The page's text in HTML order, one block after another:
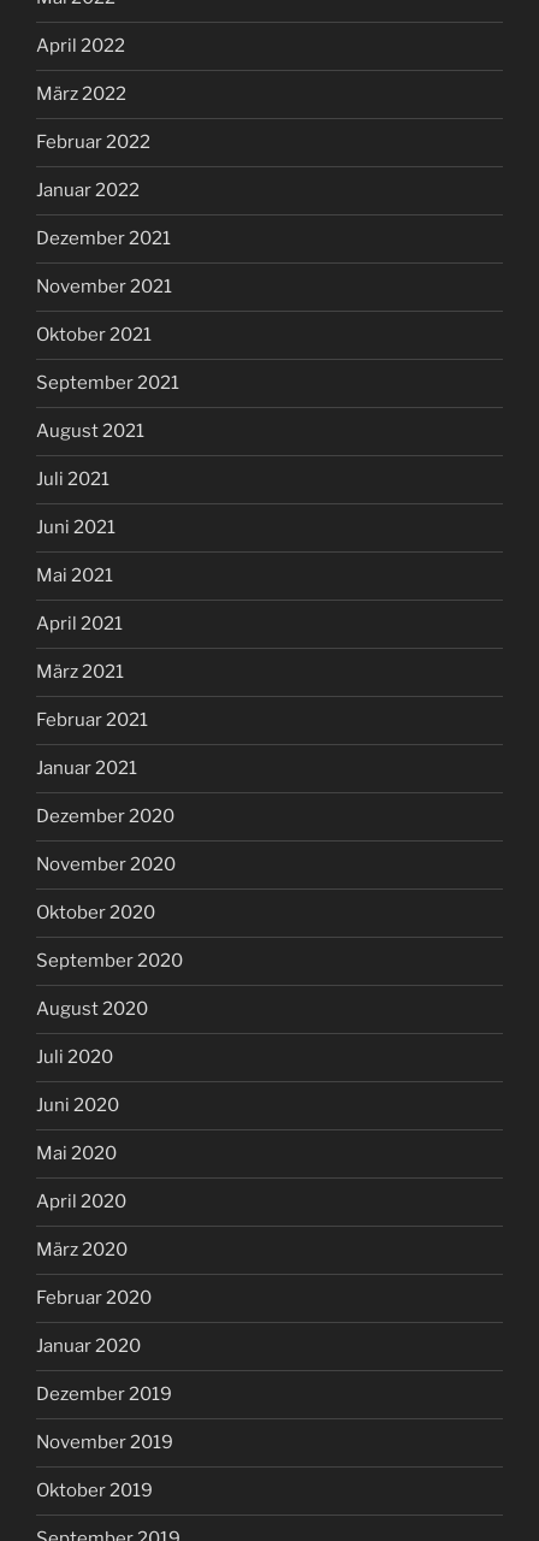
April 2022
März 2022
Februar 2022
Januar 2022
Dezember 2021
November 2021
Oktober 2021
September 2021
August 2021
Juli 2021
Juni 2021
Mai 2021
April 2021
März 2021
Februar 2021
Januar 2021
Dezember 2020
November 2020
Oktober 2020
September 2020
August 2020
Juli 2020
Juni 2020
Mai 2020
April 2020
März 2020
Februar 2020
Januar 2020
Dezember 2019
November 2019
Oktober 2019